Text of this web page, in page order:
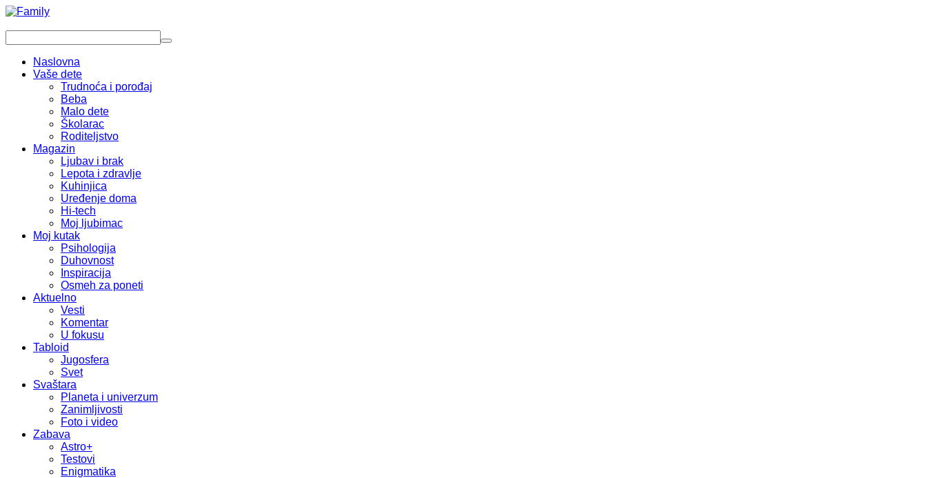
Naslovna
Vaše dete
Trudnoća i porođaj
Beba
Malo dete
Školarac
Roditeljstvo
Magazin
Ljubav i brak
Lepota i zdravlje
Kuhinjica
Uređenje doma
Hi-tech
Moj ljubimac
Moj kutak
Psihologija
Duhovnost
Inspiracija
Osmeh za poneti
Aktuelno
Vesti
Komentar
U fokusu
Tabloid
Jugosfera
Svet
Svaštara
Planeta i univerzum
Zanimljivosti
Foto i video
Zabava
Astro+
Testovi
Enigmatika